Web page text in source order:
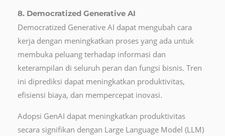
8. Democratized Generative AI
Democratized Generative AI dapat mengubah cara
kerja dengan meningkatkan proses yang ada untuk
membuka peluang terhadap informasi dan
keterampilan di seluruh peran dan fungsi bisnis. Tren
ini diprediksi dapat meningkatkan produktivitas,
efisiensi biaya, dan mempercepat inovasi.
Adopsi GenAI dapat meningkatkan produktivitas
secara signifikan dengan Large Language Model (LLM)